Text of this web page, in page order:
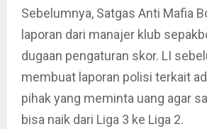
Sebelumnya, Satgas Anti Mafia
laporan dari manajer klub
dugaan pengaturan skor. LI
membuat laporan polisi terkait
pihak yang meminta uang agar
bisa naik dari Liga 3 ke Liga 2.